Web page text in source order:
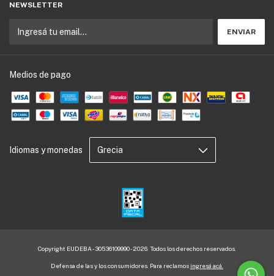
NEWSLETTER
Medios de pago
Idiomas y monedas
Copyright EUDEBA - 30536109990 - 2026. Todos los derechos reservados.
Defensa de las y los consumidores. Para reclamos ingresá acá.